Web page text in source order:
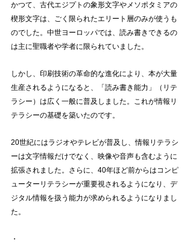
かつて、古代エジプトの象形文字やメソポタミアの
楔形文字は、ごく限られたエリート層のみが使うも
のでした。中世ヨーロッパでは、読み書きできるの
は主に聖職者や学者に限られていました。
しかし、印刷技術の革命的な進化により、本が大量
生産されるようになると、「読み書き能力」（リテ
ラシー）は広く一般に普及しました。これが情報リ
テラシーの基礎を築いたのです。
20世紀にはラジオやテレビが普及し、情報リテラシ
ーは文字情報だけでなく、映像や音声も含むように
拡張されました。さらに、40年ほど前からはコンピ
ューターリテラシーが重要視されるようになり、デ
ジタル情報を扱う能力が求められるようになりまし
た。
・